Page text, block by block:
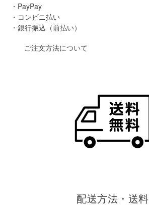
・PayPay
・コンビニ払い
・銀行振込（前払い）
ご注文方法について
配送方法・送料